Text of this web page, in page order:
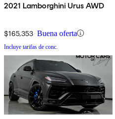
2021 Lamborghini Urus AWD
$165,353 Buena oferta
Incluye tarifas de conc.